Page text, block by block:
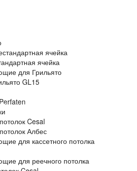
ячейка
ячейка
для Грильято
GL15
Cesal
Албес
для кассетного потолка
для реечного потолка